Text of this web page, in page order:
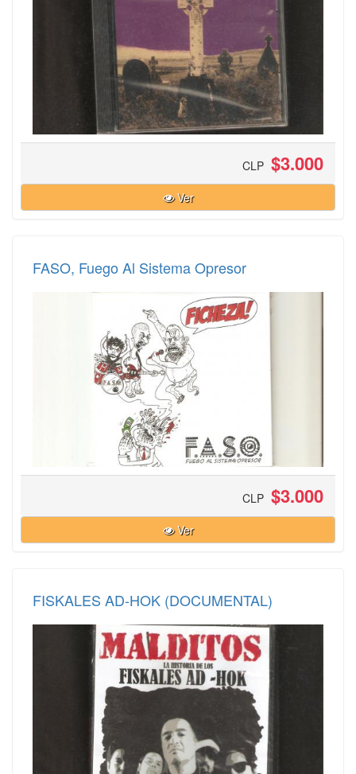
CLP $3.000
Ver
FASO, Fuego Al Sistema Opresor
CLP $3.000
Ver
FISKALES AD-HOK (DOCUMENTAL)